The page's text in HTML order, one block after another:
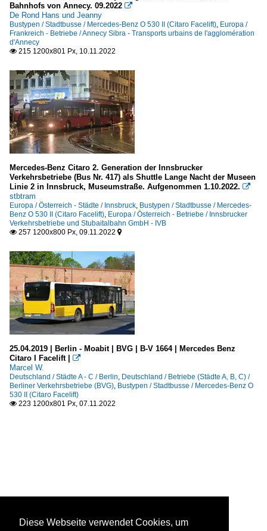
Bahnhofs von Annecy. 09.2022 
De Rond Hans und Jeanny
Bustypen / Stadtbusse / Mercedes-Benz O 530 II (Citaro Facelift), Europa /
Frankreich - Betriebe / Annecy Sibra - Transports urbains de l'agglomération
d'Annecy
 215 1200x801 Px, 10.11.2022
Mercedes-Benz Citaro 2. Generation der Innsbrucker
Verkehrsbetriebe (Bus Nr. 417) als Shuttle Lange Nacht der Museen
Linie 2 in Innsbruck, Museumstraße. Aufgenommen 1.10.2022. 
stbtram
Europa / Österreich - Städte / Innsbruck, Bustypen / Stadtbusse / Mercedes-
Benz O 530 II (Citaro Facelift), Europa / Österreich - Betriebe / Innsbrucker
Verkehrsbetriebe und Stubaitalbahn GmbH - IVB
 257 1200x800 Px, 09.11.2022 
25.04.2019 | Berlin - Moabit | BVG | B-V 1664 | Mercedes Benz
Citaro I Facelift |

Marcel W.
Deutschland / Städte A - C / Berlin, Deutschland / Betriebe (Städte A, B, C) /
Berliner Verkehrsbetriebe (BVG), Bustypen / Stadtbusse / Mercedes-Benz O
530 II (Citaro Facelift)
 223 1200x801 Px, 07.11.2022
Diese Webseite verwendet Cookies, um